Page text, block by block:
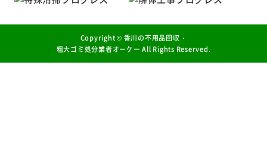
Copyright © 香川の不用品回収・
粗大ゴミ処分業者オーケー All Rights Reserved.